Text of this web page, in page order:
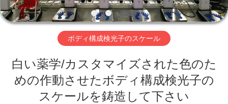
ビ
オ
ボディ構成検光子のスケール
白い薬学/カスタマイズされた色のた
めの作動させたボディ構成検光子の
スケールを鋳造して下さい